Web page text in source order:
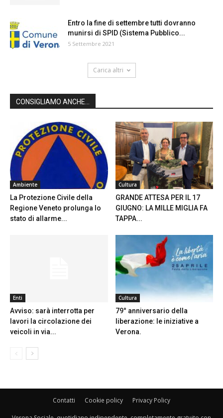
Entro la fine di settembre tutti dovranno
munirsi di SPID (Sistema Pubblico...
5 Settembre 2021
Carica altri
CONSIGLIAMO ANCHE...
Ambiente
La Protezione Civile della
Regione Veneto prolunga lo
stato di allarme...
Cultura
GRANDE ATTESA PER IL 17
GIUGNO: LA MILLE MIGLIA FA
TAPPA...
Enti
Avviso: sarà interrotta per
lavori la circolazione dei
veicoli in via...
Cultura
79° anniversario della
liberazione: le iniziative a
Verona.
Contatti Cookie policy Privacy Policy